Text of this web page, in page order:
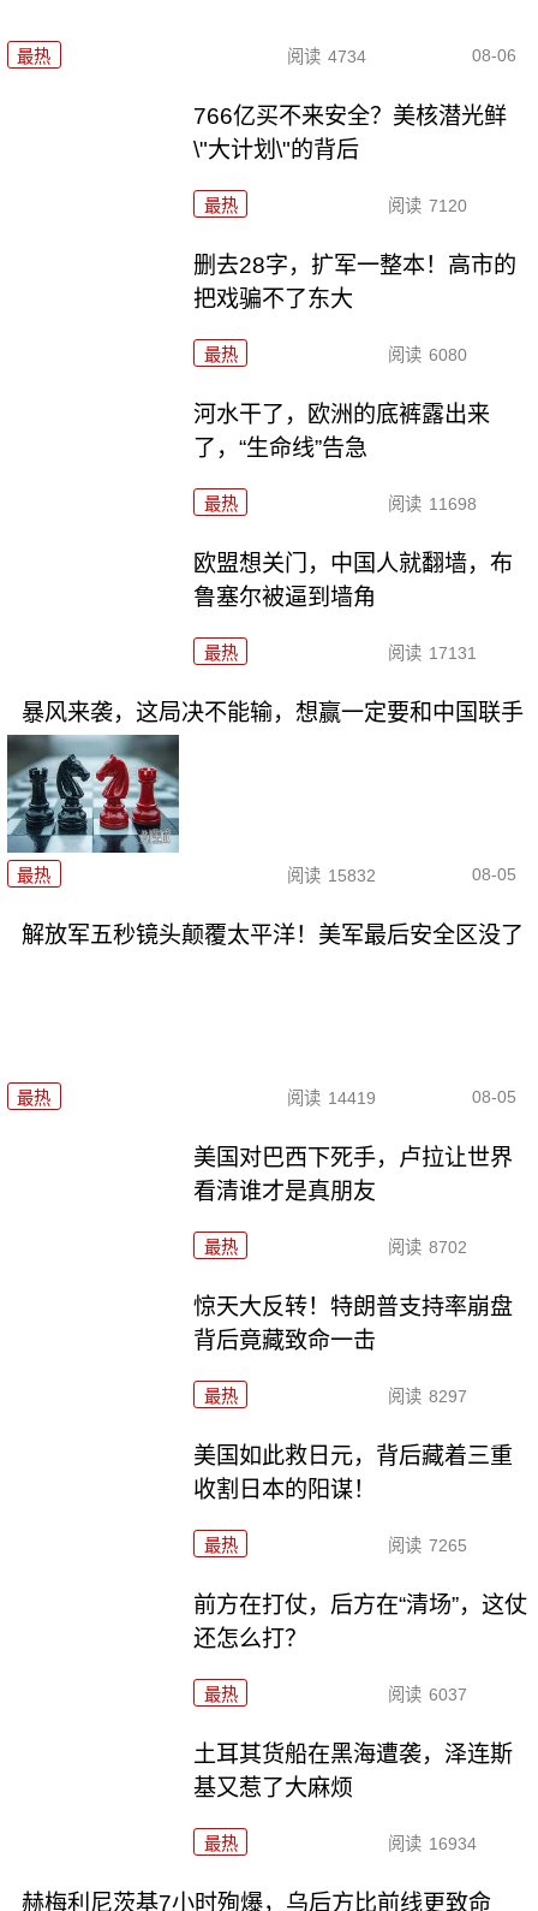
最热 阅读 4734 08-06
766亿买不来安全？美核潜光鲜
\"大计划\"的背后
最热 阅读 7120
删去28字，扩军一整本！高市的
把戏骗不了东大
最热 阅读 6080
河水干了，欧洲的底裤露出来
了，“生命线”告急
最热 阅读 11698
欧盟想关门，中国人就翻墙，布
鲁塞尔被逼到墙角
最热 阅读 17131
暴风来袭，这局决不能输，想赢一定要和中国联手
最热 阅读 15832 08-05
解放军五秒镜头颠覆太平洋！美军最后安全区没了
最热 阅读 14419 08-05
美国对巴西下死手，卢拉让世界
看清谁才是真朋友
最热 阅读 8702
惊天大反转！特朗普支持率崩盘
背后竟藏致命一击
最热 阅读 8297
美国如此救日元，背后藏着三重
收割日本的阳谋！
最热 阅读 7265
前方在打仗，后方在“清场”，这仗
还怎么打？
最热 阅读 6037
土耳其货船在黑海遭袭，泽连斯
基又惹了大麻烦
最热 阅读 16934
赫梅利尼茨基7小时殉爆，乌后方比前线更致命